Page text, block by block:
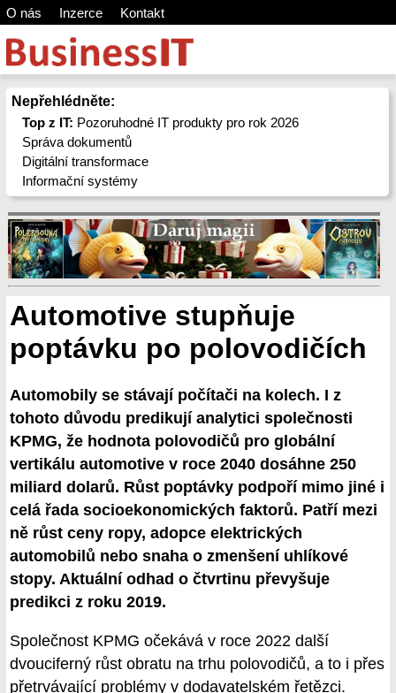
O nás Inzerce Kontakt
Nepřehlédněte:
Top z IT: Pozoruhodné IT produkty pro rok 2026
Správa dokumentů
Digitální transformace
Informační systémy
Automotive stupňuje
poptávku po polovodičích
Automobily se stávají počítači na kolech. I z
tohoto důvodu predikují analytici společnosti
KPMG, že hodnota polovodičů pro globální
vertikálu automotive v roce 2040 dosáhne 250
miliard dolarů. Růst poptávky podpoří mimo jiné i
celá řada socioekonomických faktorů. Patří mezi
ně růst ceny ropy, adopce elektrických
automobilů nebo snaha o zmenšení uhlíkové
stopy. Aktuální odhad o čtvrtinu převyšuje
predikci z roku 2019.
Společnost KPMG očekává v roce 2022 další
dvouciferný růst obratu na trhu polovodičů, a to i přes
přetrvávající problémy v dodavatelském řetězci.